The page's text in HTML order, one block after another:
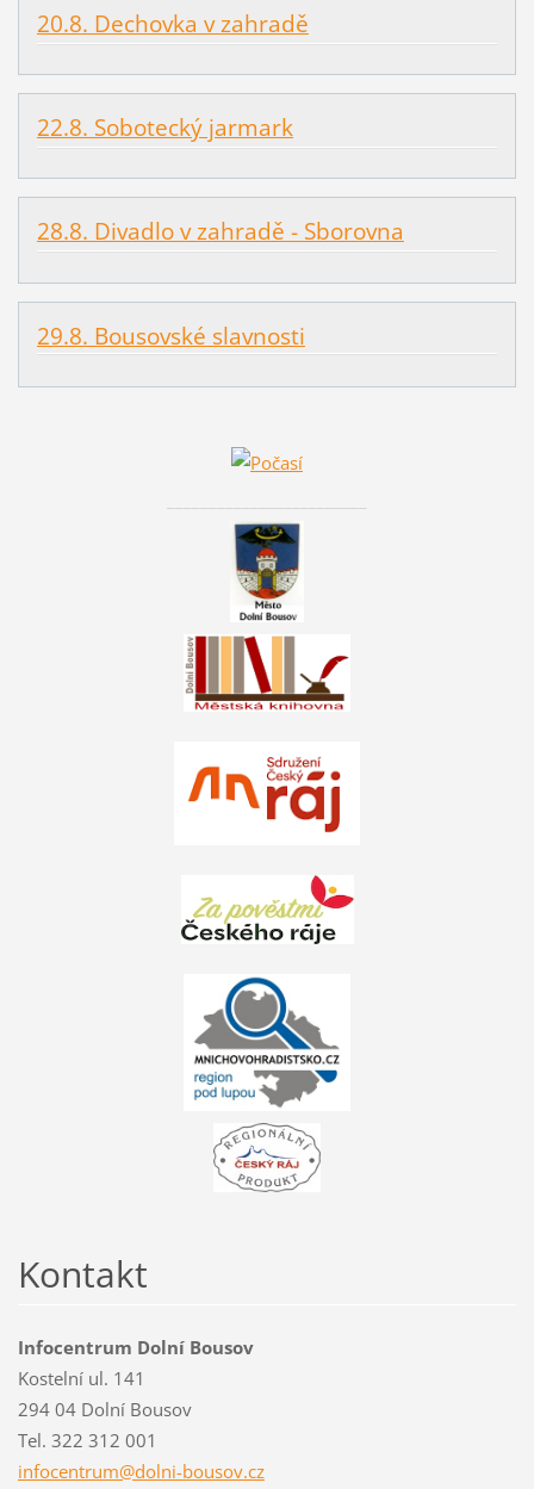
20.8. Dechovka v zahradě
22.8. Sobotecký jarmark
28.8. Divadlo v zahradě - Sborovna
29.8. Bousovské slavnosti
Kontakt
Infocentrum Dolní Bousov
Kostelní ul. 141
294 04 Dolní Bousov
Tel. 322 312 001
infocentrum@dolni-bousov.cz